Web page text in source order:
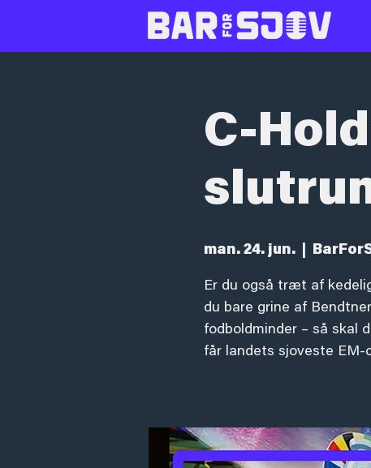
C-
man. 24. jun.
  |
Er du også træt af
du bare grine af
fodboldminder – så skal
får landets sjoveste EM-